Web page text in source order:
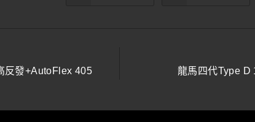
反發+AutoFlex 405
龍馬四代Type D